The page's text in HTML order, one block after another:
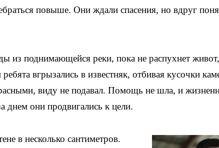
повыше. Они ждали спасения, но вдруг
из поднимающейся реки, пока не распухнет
вгрызались в известняк, отбивая кусочки
виду не подавал. Помощь не шла, и
днем они продвигались к цели.
в несколько сантиметров.